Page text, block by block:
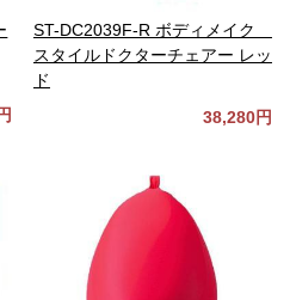
ST-DC2039F-R ボディメイク
スタイルドクターチェアー レッ
ド
38,280円